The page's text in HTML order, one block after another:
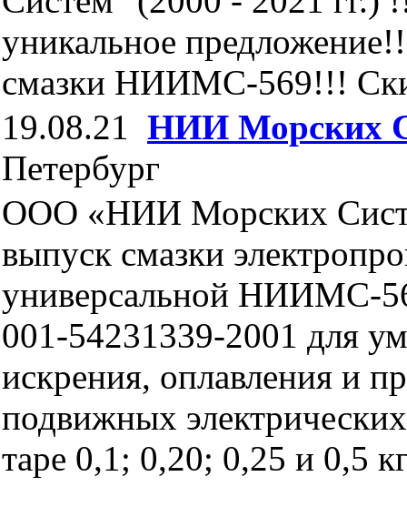
уникальное
смазки НИИМС-569!!!
19.08.21 НИИ Морских
Петербург
ООО «НИИ Морских
выпуск смазки
универсальной НИИМС-
001-54231339-2001 для
искрения, оплавления и
подвижных
таре 0,1; 0,20; 0,25 и 0,5